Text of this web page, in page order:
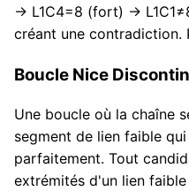
→ L1C4=8 (fort) →
créant une contradiction.
Boucle Nice
Une boucle où la chaîne
segment de lien faible
parfaitement. Tout
extrémités d'un lien